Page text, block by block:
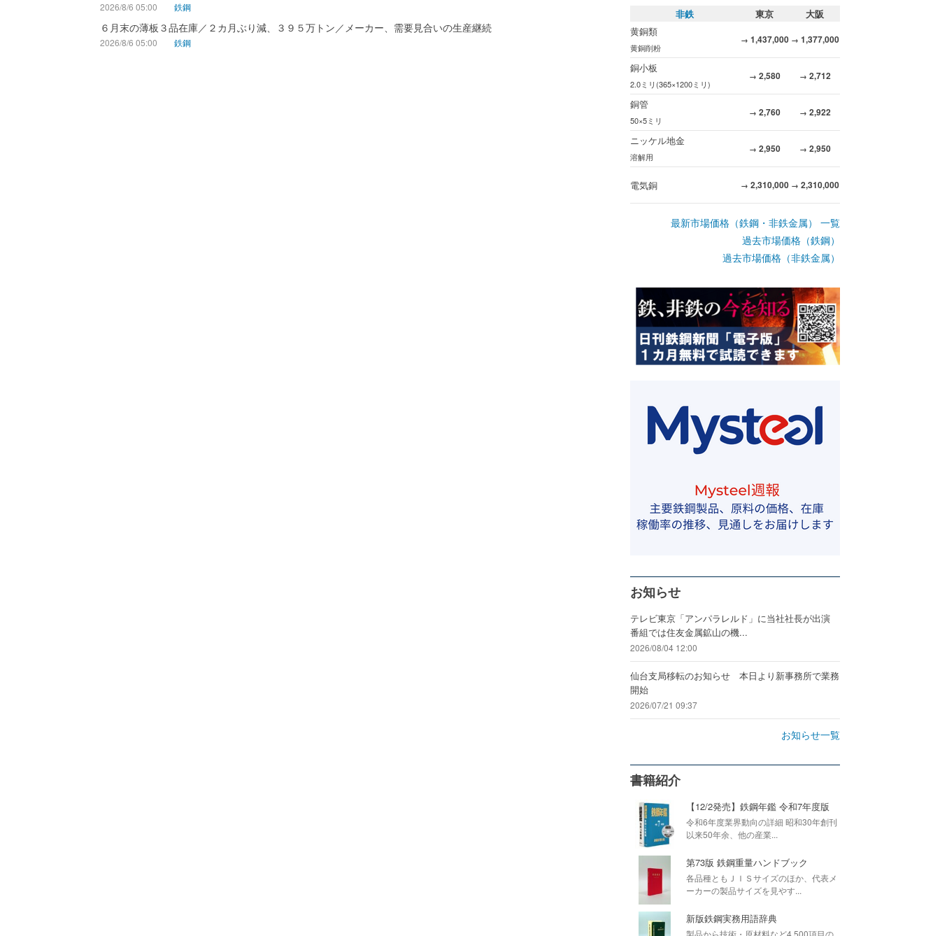
2026/8/6 05:00 鉄鋼
６月末の薄板３品在庫／２カ月ぶり減、３９５万トン／メーカー、需要見合いの生産継続
2026/8/6 05:00 鉄鋼
非鉄 東京
大阪
黄銅類
黄銅削粉
→ 1,437,000 → 1,377,000
銅小板
2.0ミリ(365×1200ミリ)
→ 2,580 → 2,712
銅管
50×5ミリ
→ 2,760 → 2,922
ニッケル地金
溶解用
→ 2,950 → 2,950
電気銅 → 2,310,000 → 2,310,000
最新市場価格（鉄鋼・非鉄金属） 一覧
過去市場価格（鉄鋼）
過去市場価格（非鉄金属）
お知らせ
テレビ東京「アンパラレルド」に当社社長が出演
番組では住友金属鉱山の機...
2026/08/04 12:00
仙台支局移転のお知らせ 本日より新事務所で業務
開始
2026/07/21 09:37
お知らせ一覧
書籍紹介
【12/2発売】鉄鋼年鑑 令和7年度版
令和6年度業界動向の詳細 昭和30年創刊
以来50年余、他の産業...
第73版 鉄鋼重量ハンドブック
各品種ともＪＩＳサイズのほか、代表メ
ーカーの製品サイズを見やす...
新版鉄鋼実務用語辞典
製品から技術・原材料など4,500項目の